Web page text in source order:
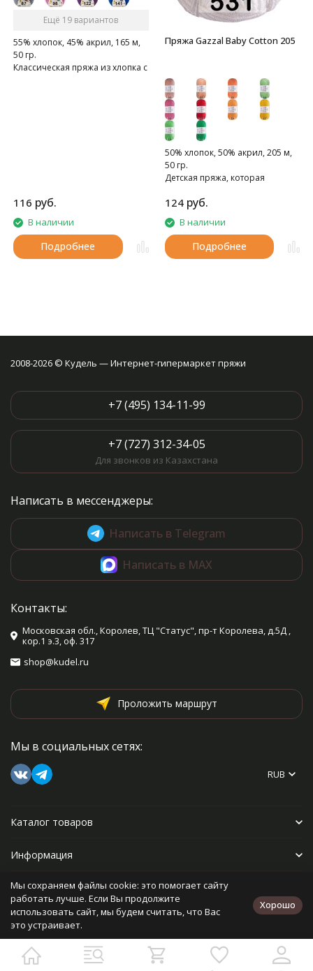
Ещё 19 вариантов
55% хлопок, 45% акрил, 165 м,
50 гр.
Классическая пряжа из хлопка с
116 руб.
В наличии
Подробнее
Пряжа Gazzal Baby Cotton 205
50% хлопок, 50% акрил, 205 м,
50 гр.
Детская пряжа, которая
чувствительной кожи
124 руб.
В наличии
Подробнее
2008-2026 © Кудель — Интернет-гипермаркет пряжи
+7 (495) 134-11-99
+7 (727) 312-34-05
Для звонков из Казахстана
Написать в мессенджеры:
Написать в Telegram
Написать в MAX
Контакты:
Московская обл., Королев, ТЦ "Статус", пр-т Королева, д.5Д ,
кор.1 э.3, оф. 317
shop@kudel.ru
Проложить маршрут
Мы в социальных сетях:
RUB
Каталог товаров
Информация
Прочее
Политика персональных данных
Разработано в
bodysite.ru
Мы сохраняем файлы cookie: это помогает сайту
работать лучше. Если Вы продолжите
использовать сайт, мы будем считать, что Вас
это устраивает.
Хорошо